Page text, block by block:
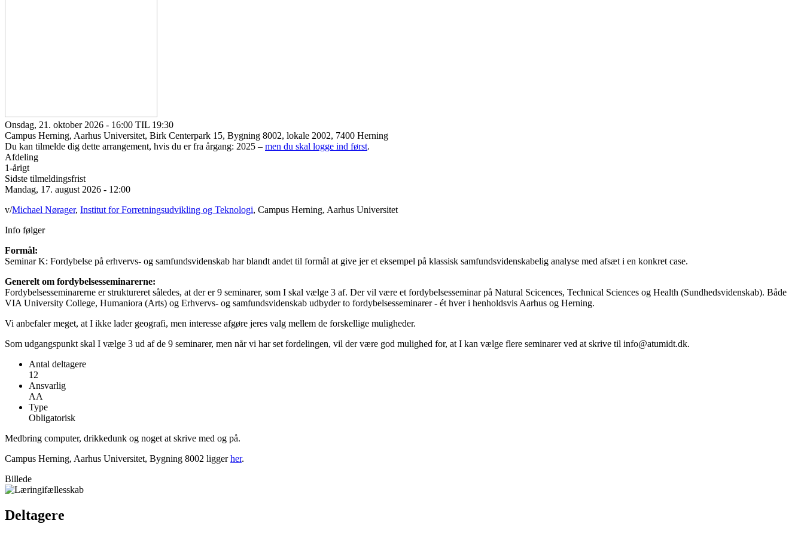
Onsdag, 21. oktober 2026 - 16:00 TIL 19:30
Campus Herning, Aarhus Universitet, Birk Centerpark 15, Bygning 8002, lokale 2002, 7400 Herning
Du kan tilmelde dig dette arrangement, hvis du er fra årgang: 2025 – men du skal logge ind først.
Afdeling
1-årigt
Sidste tilmeldingsfrist
Mandag, 17. august 2026 - 12:00
v/Michael Nørager, Institut for Forretningsudvikling og Teknologi, Campus Herning, Aarhus Universitet
Info følger
Formål:
Seminar K: Fordybelse på erhvervs- og samfundsvidenskab har blandt andet til formål at give jer et eksempel på klassisk samfundsvidenskabelig analyse med afsæt i en konkret case.
Generelt om fordybelsesseminarerne:
Fordybelsesseminarerne er struktureret således, at der er 9 seminarer, som I skal vælge 3 af. Der vil være et fordybelsesseminar på Natural Scicences, Technical Sciences og Health (Sundhedsvidenskab). Både
VIA University College, Humaniora (Arts) og Erhvervs- og samfundsvidenskab udbyder to fordybelsesseminarer - ét hver i henholdsvis Aarhus og Herning.
Vi anbefaler meget, at I ikke lader geografi, men interesse afgøre jeres valg mellem de forskellige muligheder.
Som udgangspunkt skal I vælge 3 ud af de 9 seminarer, men når vi har set fordelingen, vil der være god mulighed for, at I kan vælge flere seminarer ved at skrive til info@atumidt.dk.
Antal deltagere
12
Ansvarlig
AA
Type
Obligatorisk
Medbring computer, drikkedunk og noget at skrive med og på.
Campus Herning, Aarhus Universitet, Bygning 8002 liggerher.
Billede
Deltagere